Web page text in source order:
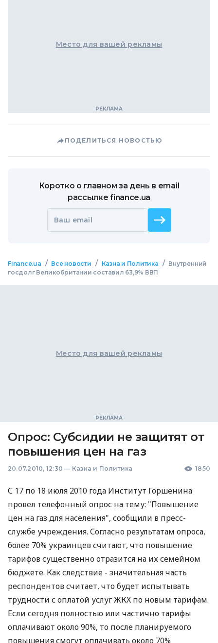
Место для вашей рекламы
ПОДЕЛИТЬСЯ НОВОСТЬЮ
Коротко о главном за день в email
рассылке finance.ua
Ваш email
Finance.ua / Все новости / Казна и Политика / Внутренний
госдолг Великобритании составил 63,9% ВВП
Место для вашей рекламы
Опрос: Субсидии не защитят от
повышения цен на газ
20.07.2010, 12:30 — Казна и Политика 1850
С 17 по 18 июля 2010 года Институт Горшенина
провел телефонный опрос на тему: "Повышение
цен на газ для населения", сообщили в пресс-
службе учреждения. Согласно результатам опроса,
более 70% украинцев считают, что повышение
тарифов существенно отразится на их семейном
бюджете. Как следствие - значительная часть
респондентов считает, что будет испытывать
трудности с оплатой услуг ЖКХ по новым тарифам.
Если сегодня полностью или частично тарифы
оплачивают около 90%, то после планируемого
повышения смогут оплачивать около 70%